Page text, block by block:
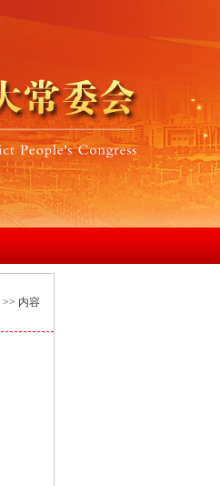
>> 内容